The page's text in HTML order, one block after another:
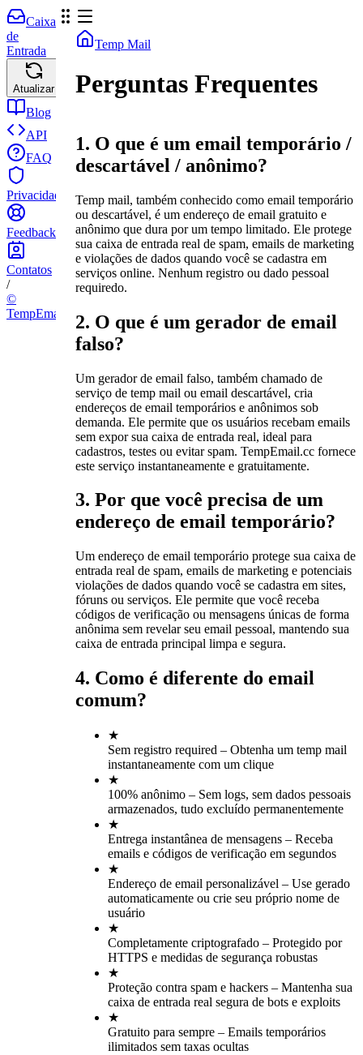
Caixa
de
Entrada
Atualizar
Blog
API
FAQ
Privacidade
Feedback
Contatos
/
©
TempEmail.cc
Temp Mail
Perguntas Frequentes
1. O que é um email temporário /
descartável / anônimo?
Temp mail, também conhecido como email temporário
ou descartável, é um endereço de email gratuito e
anônimo que dura por um tempo limitado. Ele protege
sua caixa de entrada real de spam, emails de marketing
e violações de dados quando você se cadastra em
serviços online. Nenhum registro ou dado pessoal
requiredo.
2. O que é um gerador de email
falso?
Um gerador de email falso, também chamado de
serviço de temp mail ou email descartável, cria
endereços de email temporários e anônimos sob
demanda. Ele permite que os usuários recebam emails
sem expor sua caixa de entrada real, ideal para
cadastros, testes ou evitar spam. TempEmail.cc fornece
este serviço instantaneamente e gratuitamente.
3. Por que você precisa de um
endereço de email temporário?
Um endereço de email temporário protege sua caixa de
entrada real de spam, emails de marketing e potenciais
violações de dados quando você se cadastra em sites,
fóruns ou serviços. Ele permite que você receba
códigos de verificação ou mensagens únicas de forma
anônima sem revelar seu email pessoal, mantendo sua
caixa de entrada principal limpa e segura.
4. Como é diferente do email
comum?
★
Sem registro required – Obtenha um temp mail
instantaneamente com um clique
★
100% anônimo – Sem logs, sem dados pessoais
armazenados, tudo excluído permanentemente
★
Entrega instantânea de mensagens – Receba
emails e códigos de verificação em segundos
★
Endereço de email personalizável – Use gerado
automaticamente ou crie seu próprio nome de
usuário
★
Completamente criptografado – Protegido por
HTTPS e medidas de segurança robustas
★
Proteção contra spam e hackers – Mantenha sua
caixa de entrada real segura de bots e exploits
★
Gratuito para sempre – Emails temporários
ilimitados sem taxas ocultas